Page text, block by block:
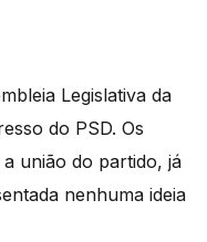
Legislativa da
do PSD. Os
união do partido, já
nenhuma ideia